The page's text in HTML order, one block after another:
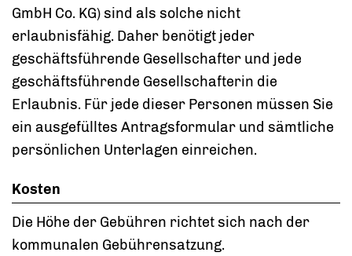
GmbH Co. KG) sind als solche nicht
erlaubnisfähig. Daher benötigt jeder
geschäftsführende Gesellschafter und jede
geschäftsführende Gesellschafterin die
Erlaubnis. Für jede dieser Personen müssen Sie
ein ausgefülltes Antragsformular und sämtliche
persönlichen Unterlagen einreichen.
Kosten
Die Höhe der Gebühren richtet sich nach der
kommunalen Gebührensatzung.